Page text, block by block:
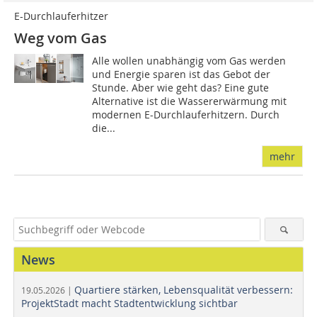
E-Durchlauferhitzer
Weg vom Gas
Alle wollen unabhängig vom Gas werden
und Energie sparen ist das Gebot der
Stunde. Aber wie geht das? Eine gute
Alternative ist die Wassererwärmung mit
modernen E-Durchlauferhitzern. Durch
die...
mehr
News
19.05.2026 | Quartiere stärken, Lebensqualität verbessern:
ProjektStadt macht Stadtentwicklung sichtbar